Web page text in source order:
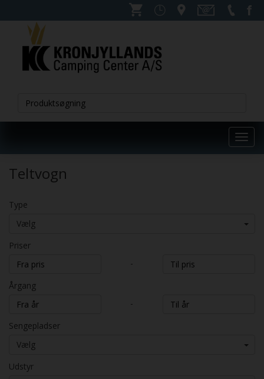
Teltvogn
Type
Vælg
Priser
-
Årgang
-
Sengepladser
Vælg
Udstyr